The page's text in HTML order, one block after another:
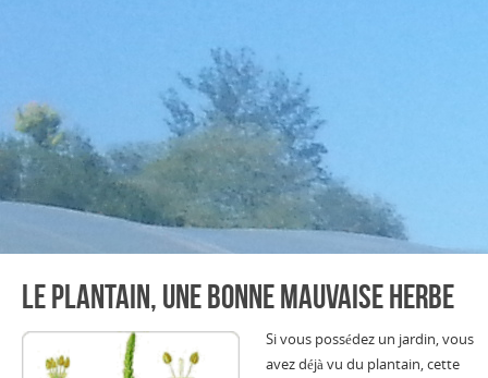
Le Plantain, une bonne mauvaise herbe
Si vous possédez un jardin, vous
avez déjà vu du plantain, cette